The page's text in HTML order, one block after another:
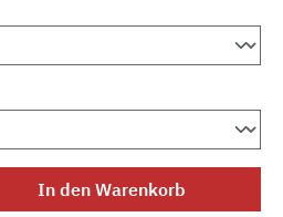
den gewünschten
In den Warenkorb